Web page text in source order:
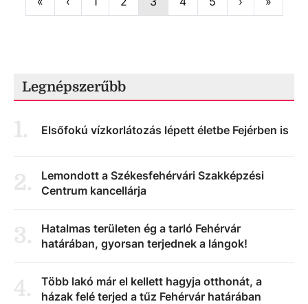
Legnépszerűbb
1. Elsőfokú vízkorlátozás lépett életbe Fejérben is
2.
Lemondott a Székesfehérvári Szakképzési
Centrum kancellárja
3.
Hatalmas területen ég a tarló Fehérvár
határában, gyorsan terjednek a lángok!
4.
Több lakó már el kellett hagyja otthonát, a
házak felé terjed a tűz Fehérvár határában